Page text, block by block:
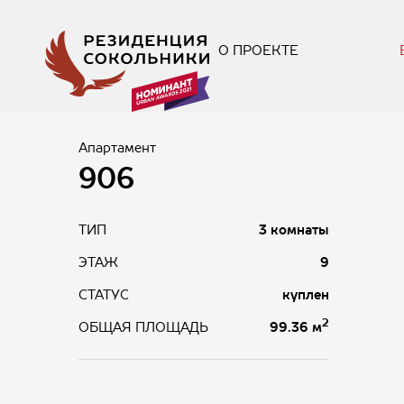
О ПРОЕКТЕ
Апартамент
906
ТИП 3 комнаты
ЭТАЖ 9
СТАТУС куплен
ОБЩАЯ ПЛОЩАДЬ 99.36 м2